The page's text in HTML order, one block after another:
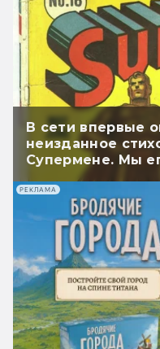
В сети впервые
неизданное
Супермене. Мы
РЕКЛАМА